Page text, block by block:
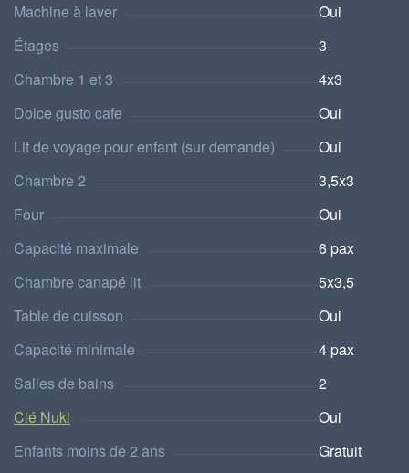
Machine à laver
Oui
Étages
3
Chambre 1 et 3
4x3
Dolce gusto cafe
Oui
Lit de voyage pour enfant (sur demande)
Oui
Chambre 2
3,5x3
Four
Oui
Capacité maximale
6 pax
Chambre canapé lit
5x3,5
Table de cuisson
Oui
Capacité minimale
4 pax
Salles de bains
2
Clé Nuki
Oui
Enfants moins de 2 ans
Gratuit